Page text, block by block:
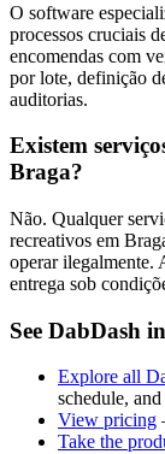
O software
processos cruciais
encomendas com
por lote, definição
auditorias.
Existem
Braga?
Não. Qualquer
recreativos em
operar ilegalmente.
entrega sob
See DabDash
Explore all
schedule,
View pricing
Take the